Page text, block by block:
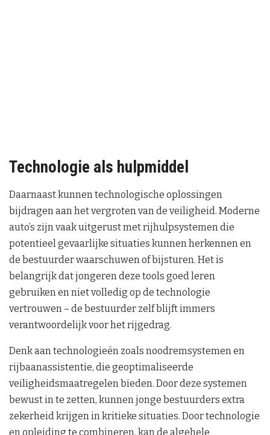
Technologie als hulpmiddel
Daarnaast kunnen technologische oplossingen
bijdragen aan het vergroten van de veiligheid. Moderne
auto’s zijn vaak uitgerust met rijhulpsystemen die
potentieel gevaarlijke situaties kunnen herkennen en
de bestuurder waarschuwen of bijsturen. Het is
belangrijk dat jongeren deze tools goed leren
gebruiken en niet volledig op de technologie
vertrouwen – de bestuurder zelf blijft immers
verantwoordelijk voor het rijgedrag.
Denk aan technologieën zoals noodremsystemen en
rijbaanassistentie, die geoptimaliseerde
veiligheidsmaatregelen bieden. Door deze systemen
bewust in te zetten, kunnen jonge bestuurders extra
zekerheid krijgen in kritieke situaties. Door technologie
en opleiding te combineren, kan de algehele